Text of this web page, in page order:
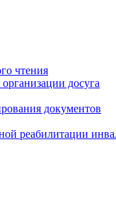
чтения
досуга
документов
реабилитации